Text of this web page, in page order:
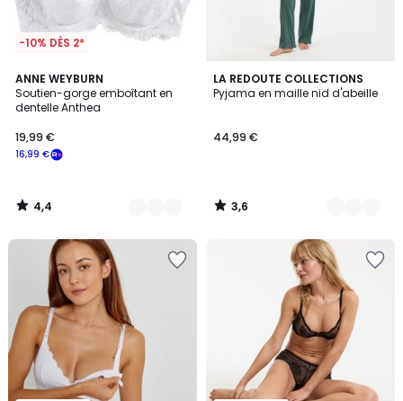
-10% DÈS 2*
ANNE WEYBURN
Soutien-gorge emboîtant en
dentelle Anthea
16,99 €
19,99 €
4,4
/ 5
4
Couleurs
4,4
/
LA REDOUTE COLLECTIONS
Pyjama en maille nid d'abeille
44,99 €
3,6
/ 5
2
Couleurs
3,6
/